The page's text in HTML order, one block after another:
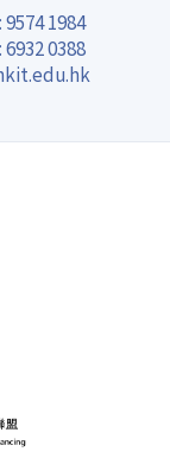
9574 1984
0388